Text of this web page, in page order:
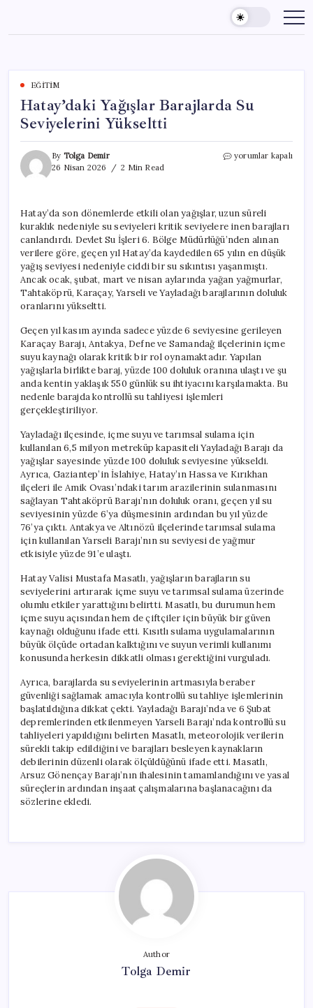
content
EĞITIM
Hatay’daki Yağışlar Barajlarda Su
Seviyelerini Yükseltti
By Tolga Demir
26 Nisan 2026
2 Min Read
Hatay’daki
Yükseltti
için
yorumlar kapalı
Hatay’da son dönemlerde etkili olan yağışlar, uzun süreli
kuraklık nedeniyle su seviyeleri kritik seviyelere inen barajları
canlandırdı. Devlet Su İşleri 6. Bölge Müdürlüğü’nden alınan
verilere göre, geçen yıl Hatay’da kaydedilen 65 yılın en düşük
yağış seviyesi nedeniyle ciddi bir su sıkıntısı yaşanmıştı.
Ancak ocak, şubat, mart ve nisan aylarında yağan yağmurlar,
Tahtaköprü, Karaçay, Yarseli ve Yayladağı barajlarının doluluk
oranlarını yükseltti.
Geçen yıl kasım ayında sadece yüzde 6 seviyesine gerileyen
Karaçay Barajı, Antakya, Defne ve Samandağ ilçelerinin içme
suyu kaynağı olarak kritik bir rol oynamaktadır. Yapılan
yağışlarla birlikte baraj, yüzde 100 doluluk oranına ulaştı ve şu
anda kentin yaklaşık 550 günlük su ihtiyacını karşılamakta. Bu
nedenle barajda kontrollü su tahliyesi işlemleri
gerçekleştiriliyor.
Yayladağı ilçesinde, içme suyu ve tarımsal sulama için
kullanılan 6,5 milyon metreküp kapasiteli Yayladağı Barajı da
yağışlar sayesinde yüzde 100 doluluk seviyesine yükseldi.
Ayrıca, Gaziantep’in İslahiye, Hatay’ın Hassa ve Kırıkhan
ilçeleri ile Amik Ovası’ndaki tarım arazilerinin sulanmasını
sağlayan Tahtaköprü Barajı’nın doluluk oranı, geçen yıl su
seviyesinin yüzde 6’ya düşmesinin ardından bu yıl yüzde
76’ya çıktı. Antakya ve Altınözü ilçelerinde tarımsal sulama
için kullanılan Yarseli Barajı’nın su seviyesi de yağmur
etkisiyle yüzde 91’e ulaştı.
Hatay Valisi Mustafa Masatlı, yağışların barajların su
seviyelerini artırarak içme suyu ve tarımsal sulama üzerinde
olumlu etkiler yarattığını belirtti. Masatlı, bu durumun hem
içme suyu açısından hem de çiftçiler için büyük bir güven
kaynağı olduğunu ifade etti. Kısıtlı sulama uygulamalarının
büyük ölçüde ortadan kalktığını ve suyun verimli kullanımı
konusunda herkesin dikkatli olması gerektiğini vurguladı.
Ayrıca, barajlarda su seviyelerinin artmasıyla beraber
güvenliği sağlamak amacıyla kontrollü su tahliye işlemlerinin
başlatıldığına dikkat çekti. Yayladağı Barajı’nda ve 6 Şubat
depremlerinden etkilenmeyen Yarseli Barajı’nda kontrollü su
tahliyeleri yapıldığını belirten Masatlı, meteorolojik verilerin
sürekli takip edildiğini ve barajları besleyen kaynakların
debilerinin düzenli olarak ölçüldüğünü ifade etti. Masatlı,
Arsuz Gönençay Barajı’nın ihalesinin tamamlandığını ve yasal
süreçlerin ardından inşaat çalışmalarına başlanacağını da
sözlerine ekledi.
Author
Tolga Demir